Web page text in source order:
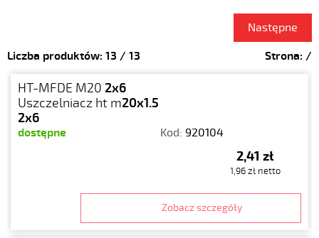
Następne
Liczba produktów: 13 / 13 Strona: /
HT-MFDE M20 2x6
Uszczelniacz ht m20x1.5
2x6
dostępne Kod: 920104
2,41 zł
1,96 zł netto
Zobacz szczegóły